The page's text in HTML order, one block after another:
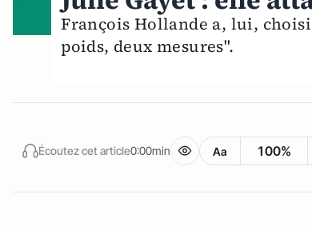
François Hollande a, lui,
poids, deux mesures".
Écoutez cet article0:00min Aa 100%